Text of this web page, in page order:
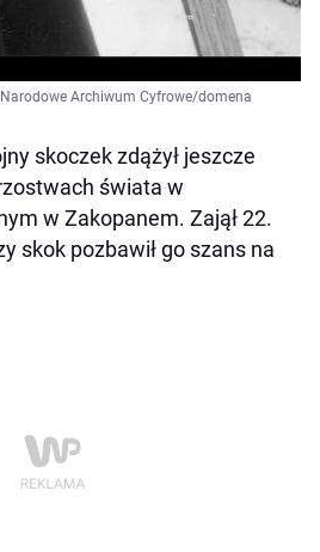
Archiwum Cyfrowe/domena
skoczek zdążył jeszcze
świata w
w Zakopanem. Zajął 22.
skok pozbawił go szans na